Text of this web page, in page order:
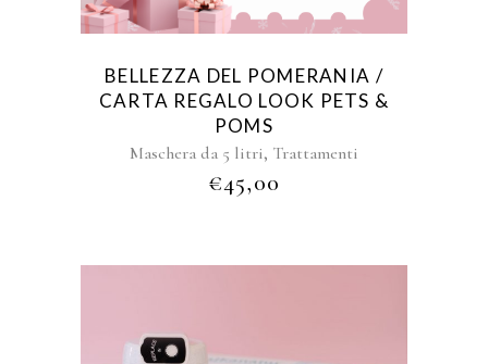
BELLEZZA DEL POMERANIA /
CARTA REGALO LOOK PETS &
POMS
Maschera da 5 litri, Trattamenti
€45,00